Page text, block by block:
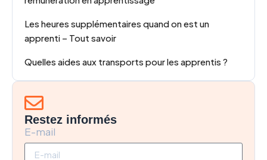
Les heures supplémentaires quand on est un
apprenti – Tout savoir
Quelles aides aux transports pour les apprentis ?
Restez informés
E-mail